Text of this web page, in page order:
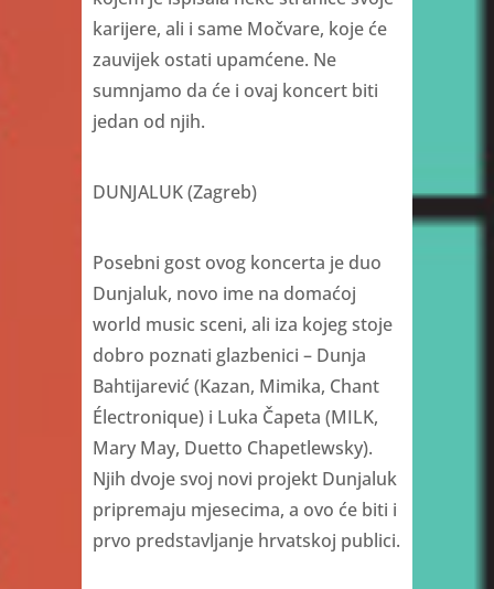
karijere, ali i same Močvare, koje će
zauvijek ostati upamćene. Ne
sumnjamo da će i ovaj koncert biti
jedan od njih.
DUNJALUK (Zagreb)
Posebni gost ovog koncerta je duo
Dunjaluk, novo ime na domaćoj
world music sceni, ali iza kojeg stoje
dobro poznati glazbenici – Dunja
Bahtijarević (Kazan, Mimika, Chant
Électronique) i Luka Čapeta (MILK,
Mary May, Duetto Chapetlewsky).
Njih dvoje svoj novi projekt Dunjaluk
pripremaju mjesecima, a ovo će biti i
prvo predstavljanje hrvatskoj publici.